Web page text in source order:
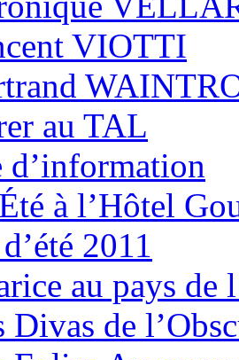
VIOTTI
au TAL
d’information
à l’Hôtel
2011
au pays de
Divas de